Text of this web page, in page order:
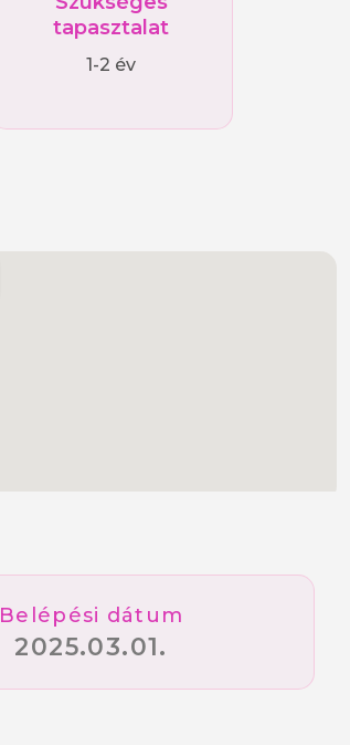
tapasztalat
1-2 év
Belépési dátum
2025.03.01.